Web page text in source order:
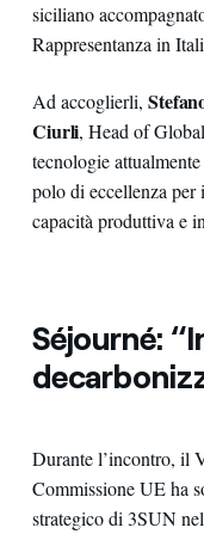
siciliano
Rappresentanza in
Ad accoglierli,
Ciurli, Head of
tecnologie
polo di eccellenza per
capacità produttiva e
Séjourné:
Durante l’incontro, il
Commissione UE ha
strategico di 3SUN